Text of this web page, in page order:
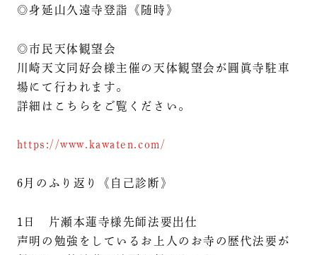
◎身延山久遠寺登詣《随時》
◎市民天体観望会
川崎天文同好会様主催の天体観望会が圓眞寺駐車
場にて行われます。
詳細はこちらをご覧ください。
https://www.kawaten.com/
6月のふり返り《自己診断》
1日 片瀬本蓮寺様先師法要出仕
声明の勉強をしているお上人のお寺の歴代法要が